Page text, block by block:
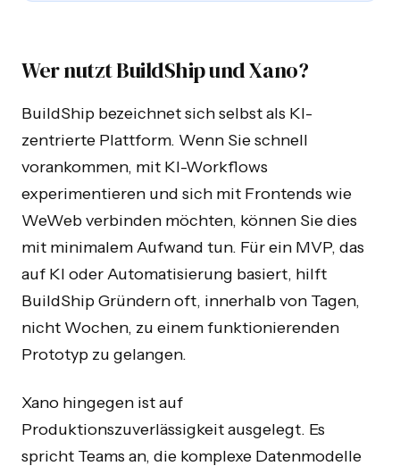
Wer nutzt BuildShip und Xano?
BuildShip bezeichnet sich selbst als KI-
zentrierte Plattform. Wenn Sie schnell
vorankommen, mit KI-Workflows
experimentieren und sich mit Frontends wie
WeWeb verbinden möchten, können Sie dies
mit minimalem Aufwand tun. Für ein MVP, das
auf KI oder Automatisierung basiert, hilft
BuildShip Gründern oft, innerhalb von Tagen,
nicht Wochen, zu einem funktionierenden
Prototyp zu gelangen.
Xano hingegen ist auf
Produktionszuverlässigkeit ausgelegt. Es
spricht Teams an, die komplexe Datenmodelle